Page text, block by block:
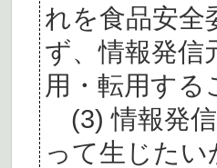
れを食品安全
ず、情報発信
用・転用する
(3) 情報発
って生じた